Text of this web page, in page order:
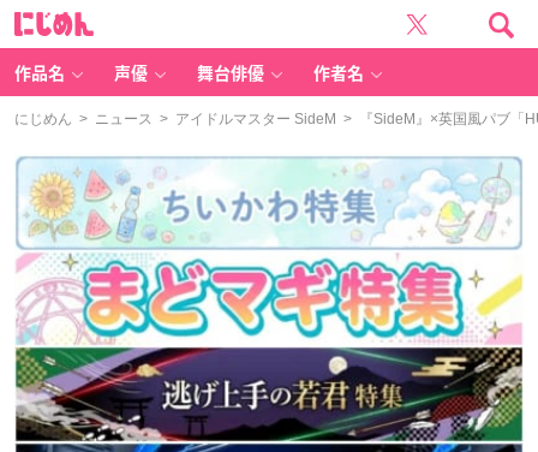
作品名 声優 舞台俳優 作者名
にじめん > ニュース > アイドルマスター SideM > 『SideM』×英国風パブ「